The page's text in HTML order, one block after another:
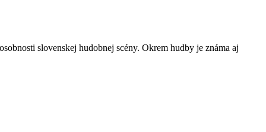
slovenskej hudobnej scény. Okrem hudby je známa aj